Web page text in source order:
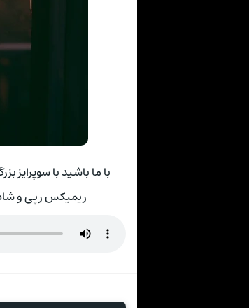
با ما باشید با سوپرایز
ریمیکس رپی و